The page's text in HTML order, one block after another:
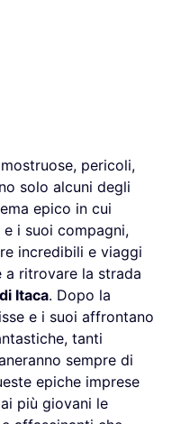
pericoli,
solo alcuni degli
epico in cui
e i suoi compagni,
incredibili e viaggi
a ritrovare la strada
Itaca. Dopo la
e i suoi affrontano
tanti
sempre di
epiche imprese
più giovani le